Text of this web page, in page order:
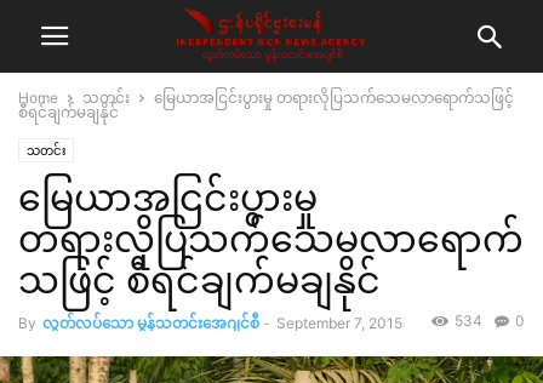
Home သတင်း
မြေယာအငြင်းပွားမှု တရားလိုပြသက်သေမလာရောက်သဖြင့်
စီရင်ချက်မချနိုင်
သတင်း
မြေယာအငြင်းပွားမှု
တရားလိုပြသက်သေမလာရောက်
သဖြင့် စီရင်ချက်မချနိုင်
By လွတ်လပ်သော မွန်သတင်းအေဂျင်စီ - September 7, 2015 0
534